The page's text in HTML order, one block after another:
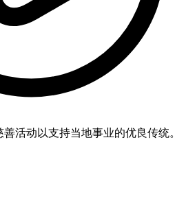
活动以支持当地事业的优良传统。